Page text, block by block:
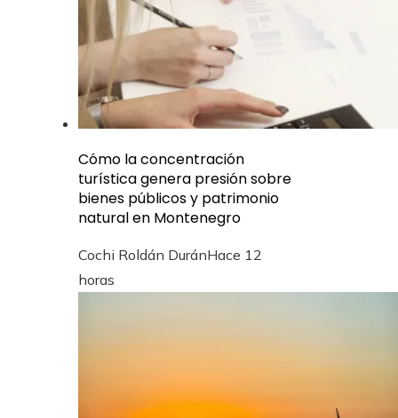
Cómo la concentración
turística genera presión sobre
bienes públicos y patrimonio
natural en Montenegro
Cochi Roldán DuránHace 12
horas